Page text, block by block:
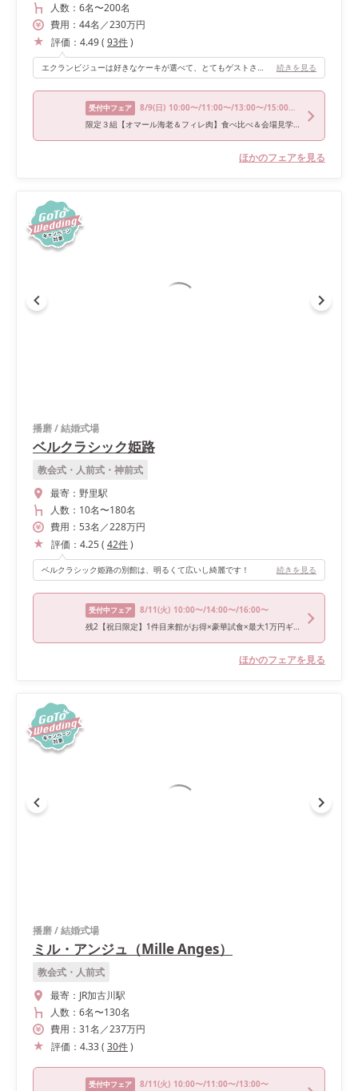
人数： 6名〜200名
費用： 44名 ／230万円
評価： 4.49( 93件)
エクランビジューは好きなケーキが選べて、とてもゲストさんに喜んで頂けました！ 続きを見る
受付中フェア 8/9(日) 10:00〜/11:00〜/13:00〜/15:00〜/17:00〜
限定３組【オマール海老＆フィレ肉】食べ比べ＆会場見学フェア
ほかのフェアを見る
播磨/結婚式場
ベルクラシック姫路
教会式・人前式・神前式
最寄： 野里駅
人数： 10名〜180名
費用： 53名 ／228万円
評価： 4.25( 42件)
ベルクラシック姫路の別館は、明るくて広いし綺麗です！ 続きを見る
受付中フェア 8/11(火) 10:00〜/14:00〜/16:00〜
残2【祝日限定】1件目来館がお得×豪華試食×最大1万円ギフト
ほかのフェアを見る
播磨/結婚式場
ミル・アンジュ（Mille Anges）
教会式・人前式
最寄： JR加古川駅
人数： 6名〜130名
費用： 31名 ／237万円
評価： 4.33( 30件)
受付中フェア 8/11(火) 10:00〜/11:00〜/13:00〜